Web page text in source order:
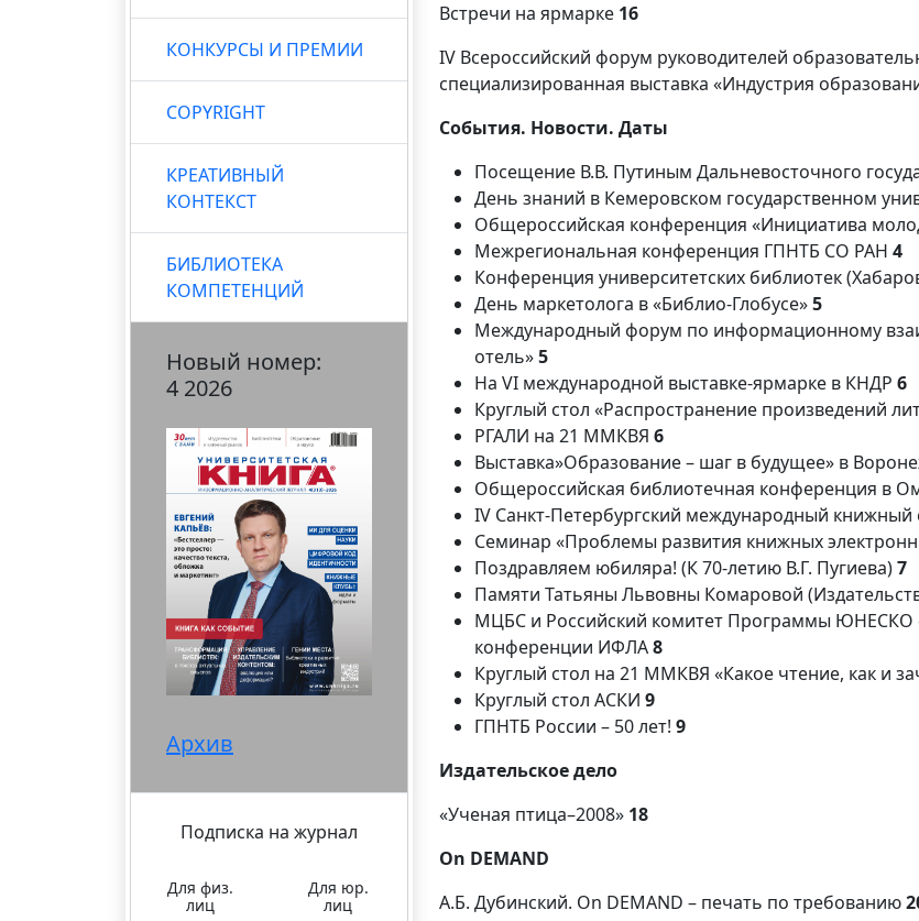
КОНКУРСЫ И ПРЕМИИ
COPYRIGHT
КРЕАТИВНЫЙ
КОНТЕКСТ
БИБЛИОТЕКА
КОМПЕТЕНЦИЙ
Новый номер:
4 2026
Архив
Подписка на журнал
Для физ.
лиц
Для юр.
лиц
Встречи на ярмарке 16
IV Всероссийский форум руководителей
специализированная выставка «Индустрия
События. Новости. Даты
Посещение В.В. Путиным Дальневосточного
День знаний в Кемеровском государственном
Общероссийская конференция «Инициатива
Межрегиональная конференция ГПНТБ СО РАН 4
Конференция университетских библиотек
День маркетолога в «Библио-Глобусе»5
Международный форум по информационному
отель»5
На VI международной выставке-ярмарке в КНДР 6
Круглый стол «Распространение произведений
РГАЛИ на 21 ММКВЯ 6
Выставка»Образование – шаг в будущее» в
Общероссийская библиотечная конференция в
IV Санкт-Петербургский международный книжный
Семинар «Проблемы развития книжных
Поздравляем юбиляра! (К 70-летию В.Г. Пугиева)7
Памяти Татьяны Львовны Комаровой
МЦБС и Российский комитет Программы ЮНЕСКО
конференции ИФЛА8
Круглый стол на 21 ММКВЯ «Какое чтение, как и
Круглый стол АСКИ 9
ГПНТБ России – 50 лет! 9
Издательское дело
«Ученая птица–2008» 18
On DEMAND
А.Б. Дубинский. On DEMAND – печать по требованию